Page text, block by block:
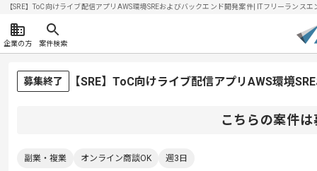
【SRE】ToC向けライブ配信アプリAWS環境SREおよびバックエンド開発案件| ITフリーラン
企業の方 案件検索
募集終了 【SRE】ToC向けライブ配信アプリAWS環境
こちらの案件
副業・複業 オンライン商談OK 週3日